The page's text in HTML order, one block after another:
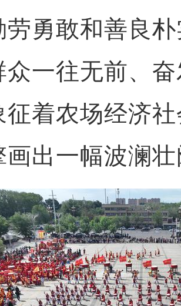
劳勇敢和善良
众一往无前、
征着农场经济
画出一幅波澜